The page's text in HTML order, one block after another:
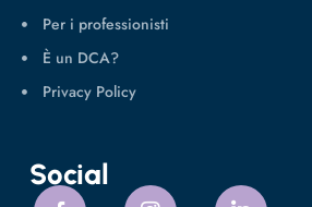
Per i professionisti
È un DCA?
Privacy Policy
Social